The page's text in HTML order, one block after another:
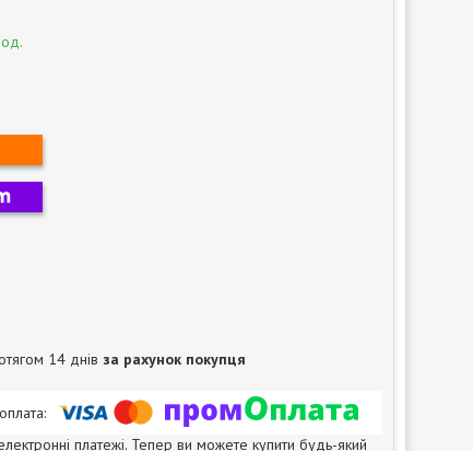
14 днів за рахунок покупця
платежі. Тепер ви можете купити будь-який